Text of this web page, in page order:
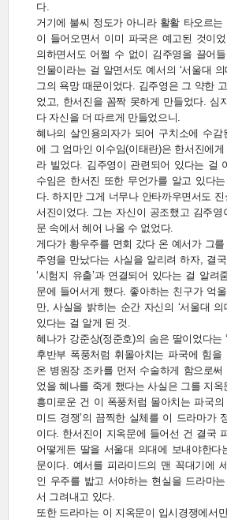
다.
거기에 불씨 정도가 아니라 활활 타오르는
이 들어오면서 이미 파국은 예고된 것이
의하면서도 어쩔 수 없이 김주영을 끌어
인물이라는 걸 알면서도 예서의 ‘서울대
그의 욕망 때문이었다. 김주영은 그 약한
었고, 한서진을 꼼짝 못하게 만들었다. 심
다 자신을 더 따르게 만들었으니.
혜나의 살인용의자가 되어 구치소에 수감
에 그 엄마인 이수임(이태란)은 한서진에
라 빌었다. 김주영이 관련되어 있다는 걸
수임은 한서진 또한 무언가를 알고 있다
다. 하지만 그게 너무나 안타까우면서도
서진이었다. 그는 자신이 공조했고 김주
문 속에서 헤어 나올 수 없었다.
게다가 황우주를 면회 갔다 온 예서가 그
주영을 만났다는 사실을 알리려 하자, 결
‘시험지 유출’과 연결되어 있다는 걸 알려
문에 들어서게 했다. 좋아하는 친구가 억
만, 사실을 밝히는 순간 자신의 ‘서울대 의
있다는 걸 알게 된 것.
혜나가 강준상(정준호)의 숨은 딸이었다는
후반부 폭풍처럼 휘몰아치는 파국에 힘을
온 병원장 조카를 먼저 수술하게 함으로써
었을 혜나를 죽게 했다는 사실은 그를 지옥
흥미로운 건 이 폭풍처럼 몰아치는 파국의
미드 경쟁’의 끔찍한 실체를 이 드라마가
이다. 한서진이 지옥문에 들어선 건 결국
어떻게든 딸을 서울대 의대에 보내야한다
문이다. 예서를 피라미드의 맨 꼭대기에
인 우주를 밟고 서야하는 현실을 드라마
서 그려내고 있다.
또한 드라마는 이 지옥문이 입시경쟁에서